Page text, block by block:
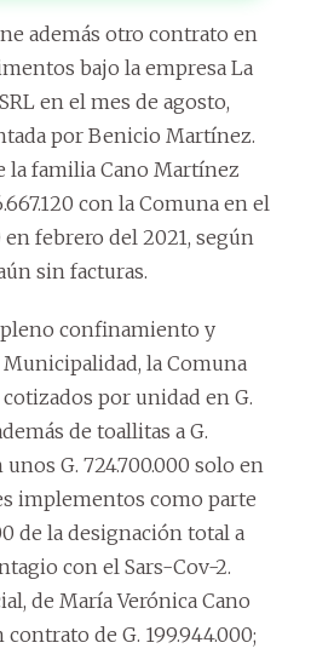
además otro contrato en
bajo la empresa La
en el mes de agosto,
por Benicio Martínez.
la familia Cano Martínez
con la Comuna en el
en febrero del 2021, según
sin facturas.
confinamiento y
la Comuna
por unidad en G.
de toallitas a G.
G. 724.700.000 solo en
implementos como parte
de la designación total a
con el Sars-Cov-2.
de María Verónica Cano
de G. 199.944.000;